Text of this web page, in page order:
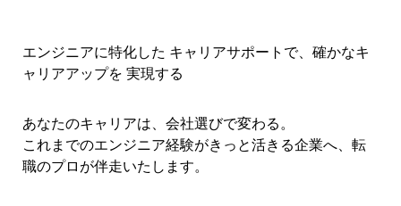
エンジニアに特化した キャリアサポートで、 確かなキ
ャリアアップを 実現する
あなたのキャリアは、会社選びで変わる。
これまでのエンジニア経験がきっと活きる企業へ、転
職のプロが伴走いたします。